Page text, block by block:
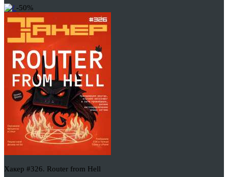
-50%
Хакер #326. Router from Hell